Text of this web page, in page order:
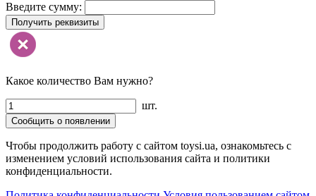
Введите сумму:
Получить реквизиты
Какое количество Вам нужно?
шт.
Сообщить о появлении
Чтобы продолжить работу с сайтом toysi.ua, ознакомьтесь с
изменением условий использования сайта и политики
конфиденциальности.